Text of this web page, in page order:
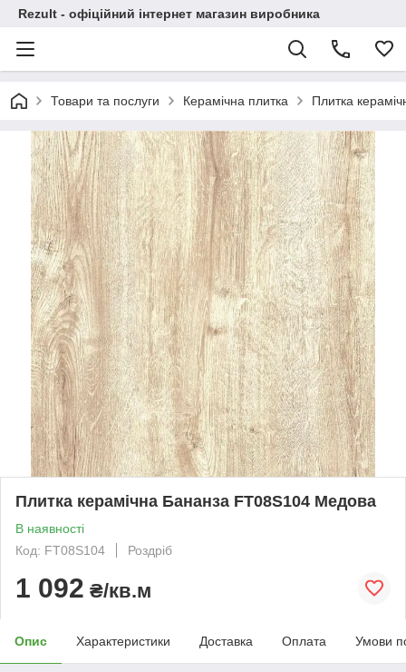
Rezult - офіційний інтернет магазин виробника
Товари та послуги Керамічна плитка Плитка
Плитка керамічна Бананза FT08S104 Медова
В наявності
Код: FT08S104
Роздріб
1 092 ₴/кв.м
Опис Характеристики Доставка Оплата Умови